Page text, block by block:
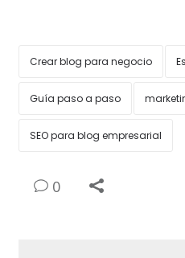
Crear blog para negocio
Guía paso a paso
SEO para blog empresarial
0